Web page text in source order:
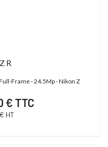
R
Frame - 24.5Mp - Nikon Z
€ TTC
HT